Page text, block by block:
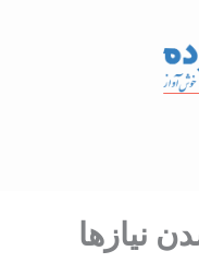
نيازها